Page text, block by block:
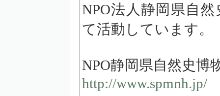
NPO法人静岡県自
て活動しています。
NPO静岡県自然史博
http://www.spmnh.jp/